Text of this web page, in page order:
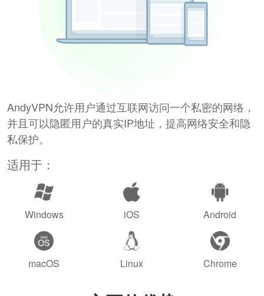
AndyVPN允许用户通过互联网访问一个私密的网络，
并且可以隐匿用户的真实IP地址，提高网络安全和隐
私保护。
适用于：
Windows iOS Android
macOS Linux Chrome